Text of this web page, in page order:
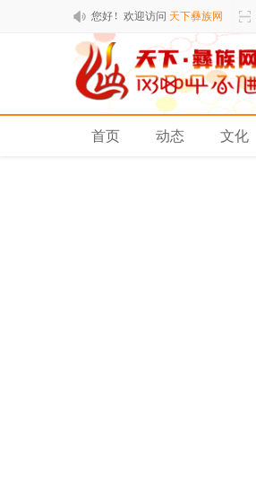
您好！欢迎访问 天下彝族网
首页 动态 文化